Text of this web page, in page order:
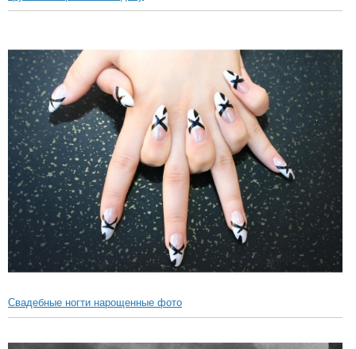
Свадебные ногти нарощенные фото